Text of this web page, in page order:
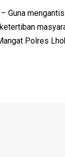
Guna
Polres